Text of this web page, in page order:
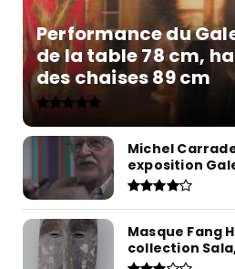
Performance du
de la table 78 cm,
des chaises 89 cm
Michel
exposition
Masque Fang
collection